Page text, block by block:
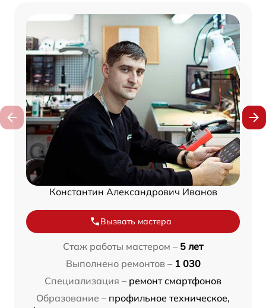
Константин Александрович Иванов
Вызвать мастера
Стаж работы мастером – 5 лет
Выполнено ремонтов – 1 030
Специализация – ремонт смартфонов
Образование – профильное техническое,